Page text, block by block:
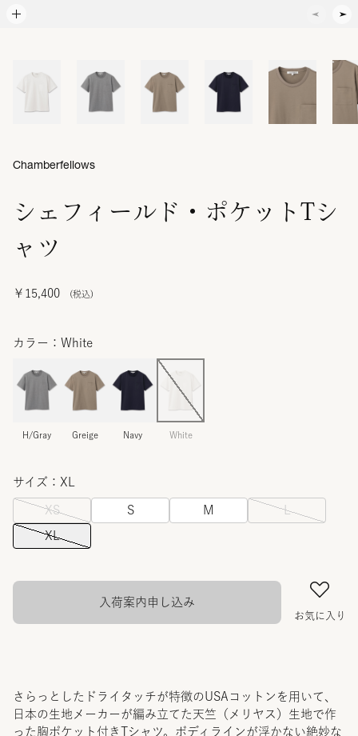
シェフィールド・ポケットTシ
ャツ
￥15,400
Chamberfellows
カラー：White
H/Gray Greige Navy White
サイズ：XL
XS S M L
XL
お気に入り
入荷案内申し込み
さらっとしたドライタッチが特徴のUSAコットンを用いて、
日本の生地メーカーが編み立てた天竺（メリヤス）生地で作
った胸ポケット付きTシャツ。ボディラインが浮かない絶妙な